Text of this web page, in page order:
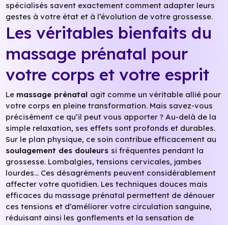
spécialisés savent exactement comment adapter leurs
gestes à votre état et à l’évolution de votre grossesse.
Les véritables bienfaits du
massage prénatal pour
votre corps et votre esprit
Le massage prénatal agit comme un véritable allié pour
votre corps en pleine transformation. Mais savez-vous
précisément ce qu’il peut vous apporter ? Au-delà de la
simple relaxation, ses effets sont profonds et durables.
Sur le plan physique, ce soin contribue efficacement au
soulagement des douleurs si fréquentes pendant la
grossesse. Lombalgies, tensions cervicales, jambes
lourdes… Ces désagréments peuvent considérablement
affecter votre quotidien. Les techniques douces mais
efficaces du massage prénatal permettent de dénouer
ces tensions et d’améliorer votre circulation sanguine,
réduisant ainsi les gonflements et la sensation de